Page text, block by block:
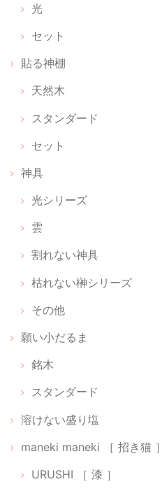
光
セット
貼る神棚
天然木
スタンダード
セット
神具
光シリーズ
雲
割れない神具
枯れない榊シリーズ
その他
願い小だるま
銘木
スタンダード
溶けない盛り塩
maneki maneki ［ 招き猫 ］
URUSHI ［ 漆 ］